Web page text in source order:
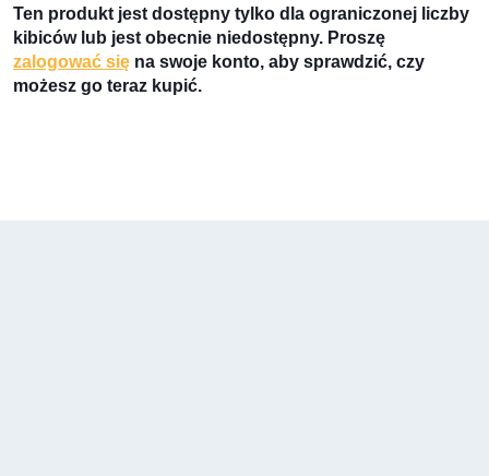
Ten produkt jest dostępny tylko dla ograniczonej liczby
kibiców lub jest obecnie niedostępny. Proszę
zalogować się na swoje konto, aby sprawdzić, czy
możesz go teraz kupić.